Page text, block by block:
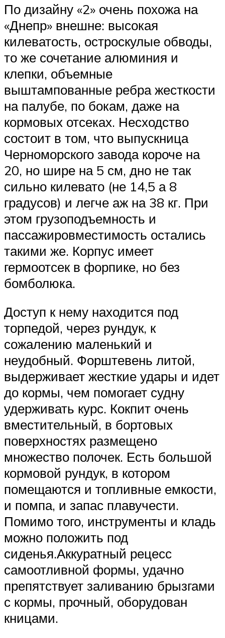
По дизайну «2» очень похожа на
«Днепр» внешне: высокая
килеватость, остроскулые обводы,
то же сочетание алюминия и
клепки, объемные
выштампованные ребра жесткости
на палубе, по бокам, даже на
кормовых отсеках. Несходство
состоит в том, что выпускница
Черноморского завода короче на
20, но шире на 5 см, дно не так
сильно килевато (не 14,5 а 8
градусов) и легче аж на 38 кг. При
этом грузоподъемность и
пассажировместимость остались
такими же. Корпус имеет
гермоотсек в форпике, но без
бомболюка.
Доступ к нему находится под
торпедой, через рундук, к
сожалению маленький и
неудобный. Форштевень литой,
выдерживает жесткие удары и идет
до кормы, чем помогает судну
удерживать курс. Кокпит очень
вместительный, в бортовых
поверхностях размещено
множество полочек. Есть большой
кормовой рундук, в котором
помещаются и топливные емкости,
и помпа, и запас плавучести.
Помимо того, инструменты и кладь
можно положить под
сиденья.Аккуратный рецесс
самоотливной формы, удачно
препятствует заливанию брызгами
с кормы, прочный, оборудован
кницами.